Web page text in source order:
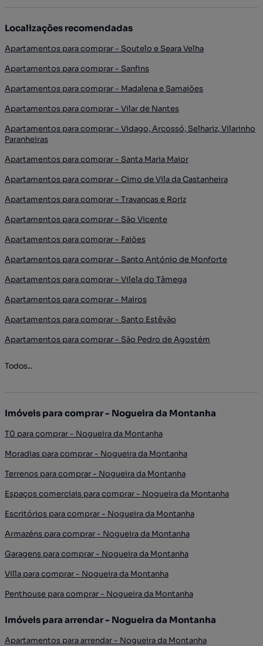
Localizações recomendadas
Apartamentos para comprar - Soutelo e Seara Velha
Apartamentos para comprar - Sanfins
Apartamentos para comprar - Madalena e Samaiões
Apartamentos para comprar - Vilar de Nantes
Apartamentos para comprar - Vidago, Arcossó, Selhariz, Vilarinho
Paranheiras
Apartamentos para comprar - Santa Maria Maior
Apartamentos para comprar - Cimo de Vila da Castanheira
Apartamentos para comprar - Travancas e Roriz
Apartamentos para comprar - São Vicente
Apartamentos para comprar - Faiões
Apartamentos para comprar - Santo António de Monforte
Apartamentos para comprar - Vilela do Tâmega
Apartamentos para comprar - Mairos
Apartamentos para comprar - Santo Estêvão
Apartamentos para comprar - São Pedro de Agostém
Todos...
Imóveis para comprar - Nogueira da Montanha
T0 para comprar - Nogueira da Montanha
Moradias para comprar - Nogueira da Montanha
Terrenos para comprar - Nogueira da Montanha
Espaços comerciais para comprar - Nogueira da Montanha
Escritórios para comprar - Nogueira da Montanha
Armazéns para comprar - Nogueira da Montanha
Garagens para comprar - Nogueira da Montanha
Villa para comprar - Nogueira da Montanha
Penthouse para comprar - Nogueira da Montanha
Imóveis para arrendar - Nogueira da Montanha
Apartamentos para arrendar - Nogueira da Montanha